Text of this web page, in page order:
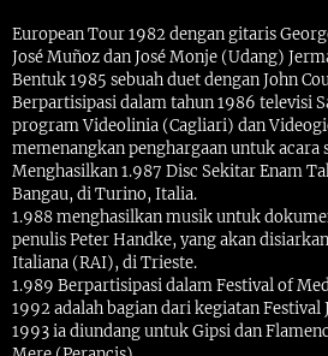
European Tour 1982 dengan gitaris
José Muñoz dan José Monje (Udang)
Bentuk 1985 sebuah duet dengan John
Berpartisipasi dalam tahun 1986 televisi
program Videolinia (Cagliari) dan
memenangkan penghargaan untuk acara
Menghasilkan 1.987 Disc Sekitar Enam
Bangau, di Turino, Italia.
1.988 menghasilkan musik untuk
penulis Peter Handke, yang akan
Italiana (RAI), di Trieste.
1.989 Berpartisipasi dalam Festival of
1992 adalah bagian dari kegiatan
1993 ia diundang untuk Gipsi dan